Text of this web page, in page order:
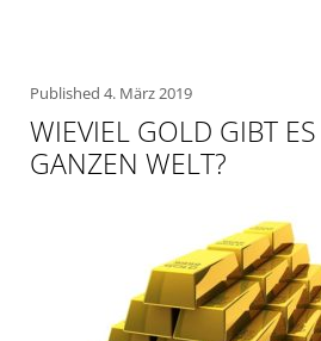
Published 4. März 2019
WIEVIEL GOLD GIBT
GANZEN WELT?